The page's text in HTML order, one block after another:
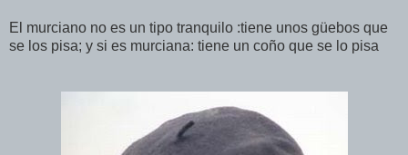
El murciano no es un tipo tranquilo :tiene unos güebos que
se los pisa; y si es murciana: tiene un coño que se lo pisa